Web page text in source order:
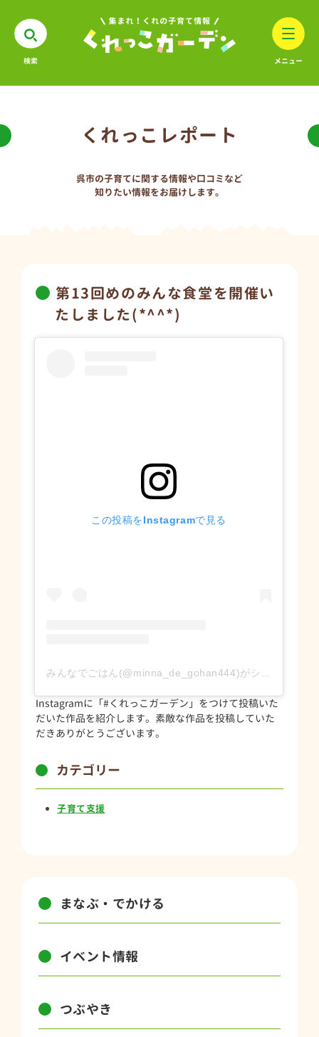
検索 メニュー
くれっこレポート
呉市の子育てに関する情報や口コミなど
知りたい情報をお届けします。
第13回めのみんな食堂を開催い
たしました(*^^*)
この投稿をInstagramで見る
Instagramに「#くれっこガーデン」をつけて投稿いた
だいた作品を紹介します。素敵な作品を投稿していた
だきありがとうございます。
カテゴリー
子育て支援
まなぶ・でかける
イベント情報
つぶやき